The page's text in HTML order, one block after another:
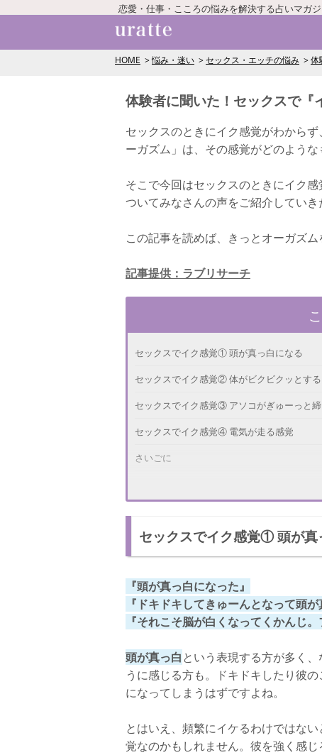
恋愛・仕事・こころの悩みを解決する占いマガ
HOME 悩み・迷い セックス・エッチの悩み 体
体験者に聞いた！セックスで『
セックスのときにイク感覚がわから
ーガズム」は、その感覚がどのよう
そこで今回はセックスのときにイク
ついてみなさんの声をご紹介していき
この記事を読めば、きっとオーガズ
記事提供：ラブリサーチ
セックスでイク感覚① 頭が真っ白になる
セックスでイク感覚② 体がビクビクッとする
セックスでイク感覚③ アソコがぎゅーっと
セックスでイク感覚④ 電気が走る感覚
さいごに
セックスでイク感覚① 頭が真
『頭が真っ白になった』
『ドキドキしてきゅーんとなって頭
『それこそ脳が白くなってくかんじ
頭が真っ白という表現する方が多く
うに感じる方も。ドキドキしたり彼
になってしまうはずですよね。
とはいえ、頻繁にイケるわけではな
覚なのかもしれません。彼を強く感